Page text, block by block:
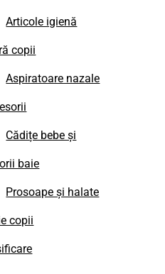
Articole igienă
copii
Aspiratoare nazale
Cădițe bebe și
baie
Prosoape și halate
copii